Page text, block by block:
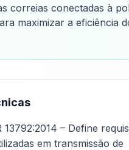
correias conectadas à
maximizar a eficiência
13792:2014 – Define
em transmissão de